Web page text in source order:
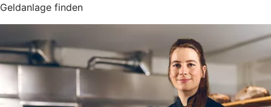
Geldanlage finden